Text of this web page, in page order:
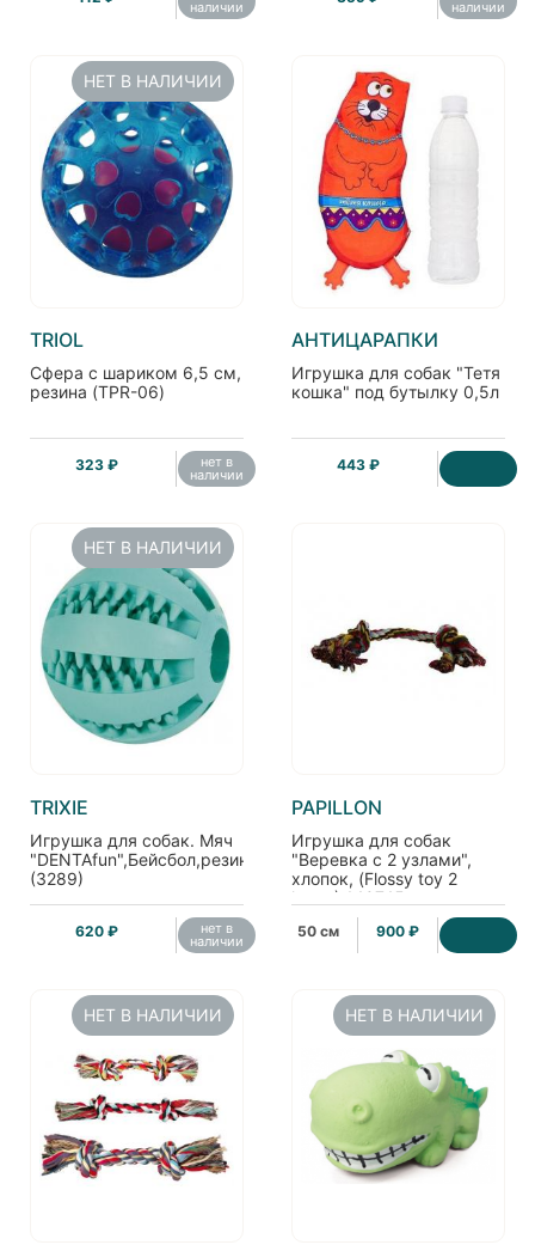
наличии наличии
НЕТ В НАЛИЧИИ
TRIOL
Сфера с шариком 6,5 см,
резина (TPR-06)
323 ₽ нет в
наличии
АНТИЦАРАПКИ
Игрушка для собак "Тетя
кошка" под бутылку 0,5л
443 ₽
НЕТ В НАЛИЧИИ
TRIXIE
Игрушка для собак. Мяч
"DENTAfun",Бейсбол,резина.,6.5см.
(3289)
620 ₽ нет в
наличии
PAPILLON
Игрушка для собак
"Веревка с 2 узлами",
хлопок, (Flossy toy 2
knots) 140745
50 см 900 ₽
НЕТ В НАЛИЧИИ НЕТ В НАЛИЧИИ